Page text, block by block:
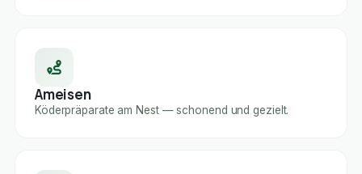
Ameisen
Köderpräparate am Nest — schonend und gezielt.